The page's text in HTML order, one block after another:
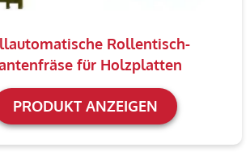
Rollentisch-
für Holzplatten
PRODUKT ANZEIGEN